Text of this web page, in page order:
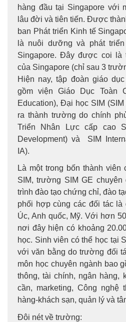
hàng đầu tại Singapore với
lâu đời và tiên tiến. Được
ban Phát triển Kinh tế
là nuôi dưỡng và phát
Singapore. Đây được coi
của Singapore (chỉ sau 3
Hiện nay, tập đoàn giáo
gồm viện Giáo Dục Toàn
Education), Đại học SIM
ra thành trường do chính
Triển Nhân Lực cấp cao
Development) và SIM
IA).
Là một trong bốn thành viên
SIM, trường SIM GE
trình đào tạo chứng chỉ, đào
phối hợp cùng các đối tác
Úc, Anh quốc, Mỹ. Với hơn
nơi đây hiện có khoảng
học. Sinh viên có thể học tại
với văn bằng do trường đối
môn học chuyên ngành bao
thông, tài chính, ngân hàng,
cần, marketing, Công nghệ
hàng-khách sạn, quản lý và
Đôi nét về trường: